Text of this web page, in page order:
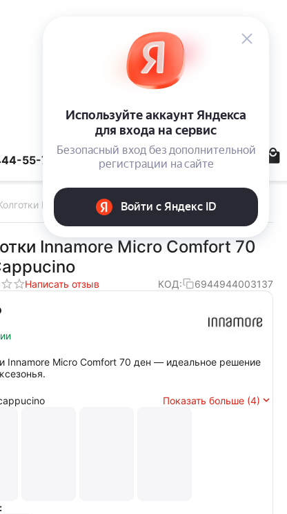
55-78
Innamore Micro Comfort 70 VB Cappucino
Innamore Micro Comfort 70
Написать отзыв КОД: 6944944003137
Innamore Micro Comfort 70 ден — идеальное решение
Показать больше (4)